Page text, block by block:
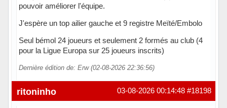
pouvoir améliorer l'équipe.
J'espère un top ailier gauche et 9 registre Meïté/Embolo
Seul bémol 24 joueurs et seulement 2 formés au club (4
pour la Ligue Europa sur 25 joueurs inscrits)
Dernière édition de: Erw (02-08-2026 22:36:56)
Hors ligne #18198
03-08-2026 00:14:48
ritoninho